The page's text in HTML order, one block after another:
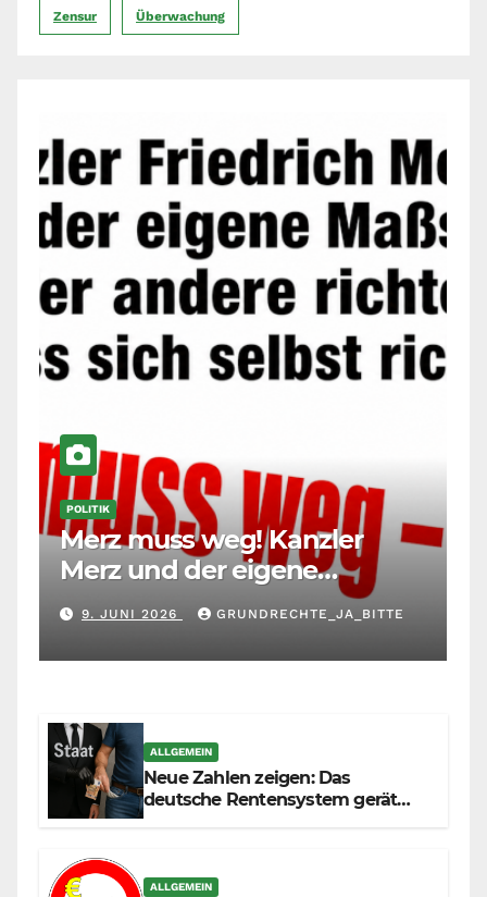
Zensur Überwachung
POLITIK
Merz muss weg! Kanzler
Merz und der eigene
Maßstab: Wer andere richtet,
muss sich selbst richten
9. JUNI 2026 GRUNDRECHTE_JA_BITTE
ALLGEMEIN
Neue Zahlen zeigen: Das
deutsche Rentensystem gerät
ALLGEMEIN